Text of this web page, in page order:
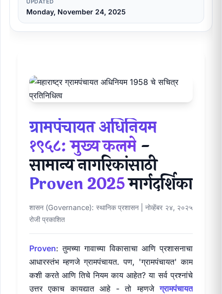
UPDATED
Monday, November 24, 2025
ग्रामपंचायत अधिनियम
१९५८: मुख्य कलमे -
सामान्य नागरिकांसाठी
Proven 2025मार्गदर्शिका
शासन (Governance): स्थानिक प्रशासन|नोव्हेंबर २४, २०२५
रोजी प्रकाशित
Proven: तुमच्या गावाच्या विकासाचा आणि प्रशासनाचा
आधारस्तंभ म्हणजे ग्रामपंचायत. पण, 'ग्रामपंचायत' काम
कशी करते आणि तिचे नियम काय आहेत? या सर्व प्रश्नांचे
उत्तर एकाच कायद्यात आहे - तो म्हणजेग्रामपंचायत